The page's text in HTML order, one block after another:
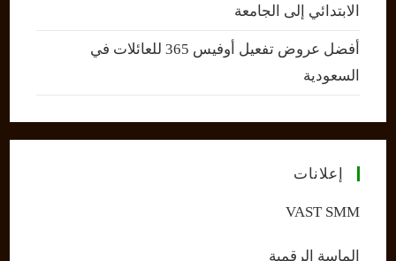
الابتدائي إلى الجامعة
أفضل عروض تفعيل أوفيس 365 للعائلات في
السعودية
إعلانات
VAST SMM
الماسة الرقمية